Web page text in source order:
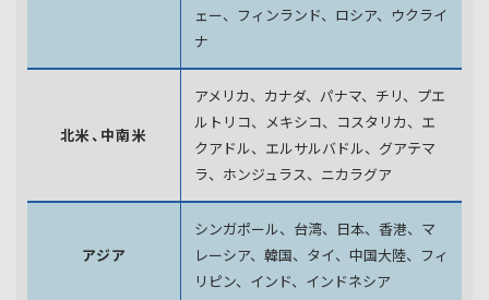
ェー、フィンランド、 ロシア、ウクライ
ナ
北米、中南米
アメリカ、カナダ、パナマ、チリ、プエ
ルトリコ、メキシコ、 コスタリカ、エ
クアドル、エルサルバドル、グアテマ
ラ、 ホンジュラス、ニカラグア
アジア
シンガポール、台湾、日本、香港、マ
レーシア、韓国、 タイ、中国大陸、フィ
リピン、インド、インドネシア